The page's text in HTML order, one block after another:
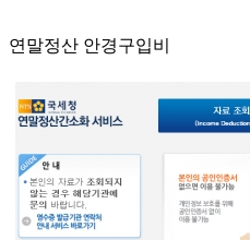
연말정산 안경구입비